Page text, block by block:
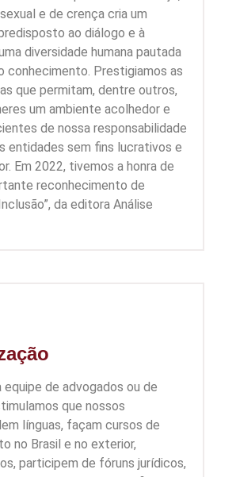
e de crença cria um
ao diálogo e à
diversidade humana pautada
conhecimento. Prestigiamos as
que permitam, dentre outros,
um ambiente acolhedor e
de nossa responsabilidade
entidades sem fins lucrativos e
Em 2022, tivemos a honra de
reconhecimento de
da editora Análise
equipe de advogados ou de
que nossos
línguas, façam cursos de
no Brasil e no exterior,
participem de fóruns jurídicos,